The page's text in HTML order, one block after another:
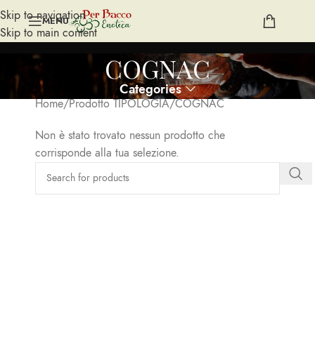
Skip to navigation
Skip to main content
MENU
COGNAC
Categories
Home Prodotto TIPOLOGIA COGNAC
Non è stato trovato nessun prodotto che
corrisponde alla tua selezione.